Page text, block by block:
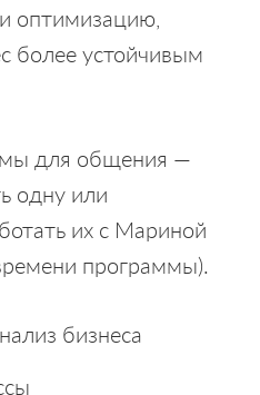
оптимизацию,
более устойчивым
для общения —
одну или
их с Мариной
программы).
бизнеса